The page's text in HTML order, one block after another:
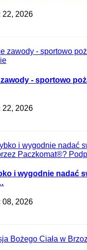
22, 2026
- sportowo
22, 2026
i wygodnie nadać
08, 2026